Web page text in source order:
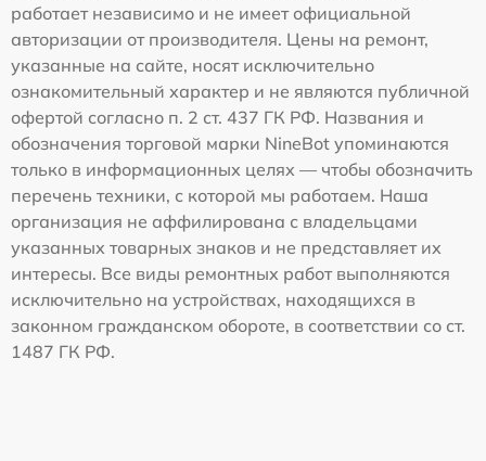
работает независимо и не имеет официальной
авторизации от производителя. Цены на ремонт,
указанные на сайте, носят исключительно
ознакомительный характер и не являются публичной
офертой согласно п. 2 ст. 437 ГК РФ. Названия и
обозначения торговой марки NineBot упоминаются
только в информационных целях — чтобы обозначить
перечень техники, с которой мы работаем. Наша
организация не аффилирована с владельцами
указанных товарных знаков и не представляет их
интересы. Все виды ремонтных работ выполняются
исключительно на устройствах, находящихся в
законном гражданском обороте, в соответствии со ст.
1487 ГК РФ.